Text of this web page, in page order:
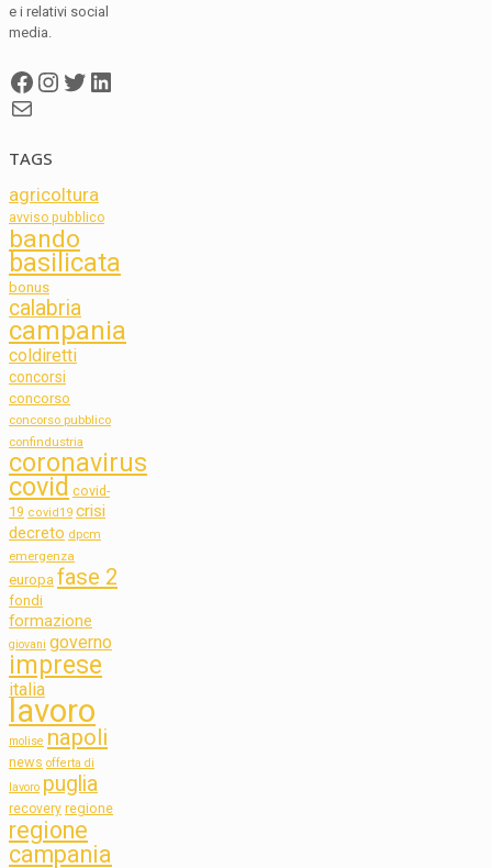
e i relativi social
media.
Facebook
Instagram
Twitter
LinkedIn
Mail
TAGS
agricoltura
avviso pubblico
bando
basilicata
bonus
calabria
campania
coldiretti
concorsi
concorso
concorso pubblico
confindustria
coronavirus
covid covid-
19 covid19 crisi
decreto dpcm
emergenza
europa fase 2
fondi
formazione
giovani governo
imprese
italia
lavoro
molise napoli
news offerta di
lavoro puglia
recovery regione
regione
campania